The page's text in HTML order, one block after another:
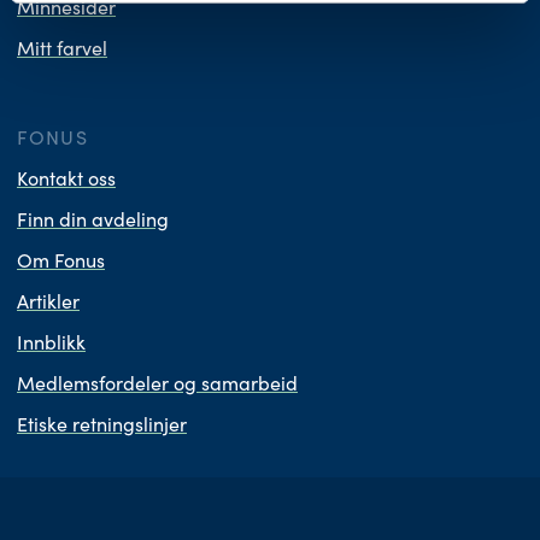
Minnesider
Mitt farvel
FONUS
Kontakt oss
Finn din avdeling
Om Fonus
Artikler
Innblikk
Medlemsfordeler og samarbeid
Etiske retningslinjer